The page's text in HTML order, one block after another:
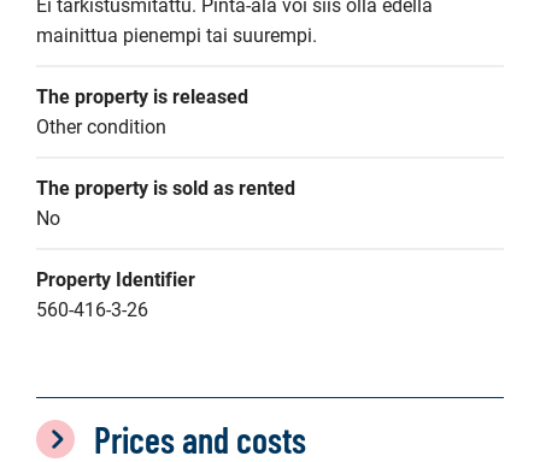
Ei tarkistusmitattu. Pinta-ala voi siis olla edellä
mainittua pienempi tai suurempi.
The property is released
Other condition
The property is sold as rented
No
Property Identifier
560-416-3-26
Prices and costs